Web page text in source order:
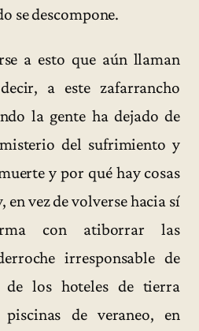
se descompone.
a esto que aún llaman
a este zafarrancho
la gente ha dejado de
del sufrimiento y
y por qué hay cosas
en vez de volverse hacia sí
con atiborrar las
irresponsable de
de los hoteles de tierra
de veraneo, en